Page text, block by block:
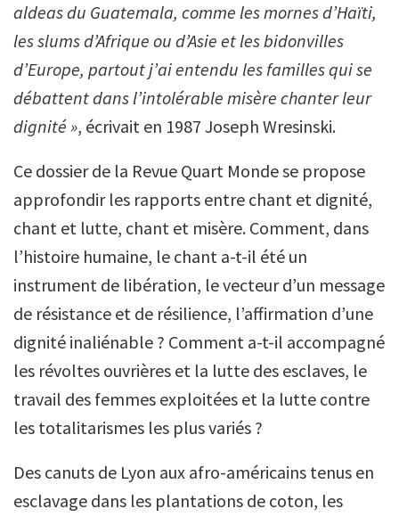
aldeas du Guatemala, comme les mornes d’Haïti,
les slums d’Afrique ou d’Asie et les bidonvilles
d’Europe, partout j’ai entendu les familles qui se
débattent dans l’intolérable misère chanter leur
dignité », écrivait en 1987 Joseph Wresinski.
Ce dossier de la Revue Quart Monde se propose
approfondir les rapports entre chant et dignité,
chant et lutte, chant et misère. Comment, dans
l’histoire humaine, le chant a-t-il été un
instrument de libération, le vecteur d’un message
de résistance et de résilience, l’affirmation d’une
dignité inaliénable ? Comment a-t-il accompagné
les révoltes ouvrières et la lutte des esclaves, le
travail des femmes exploitées et la lutte contre
les totalitarismes les plus variés ?
Des canuts de Lyon aux afro-américains tenus en
esclavage dans les plantations de coton, les